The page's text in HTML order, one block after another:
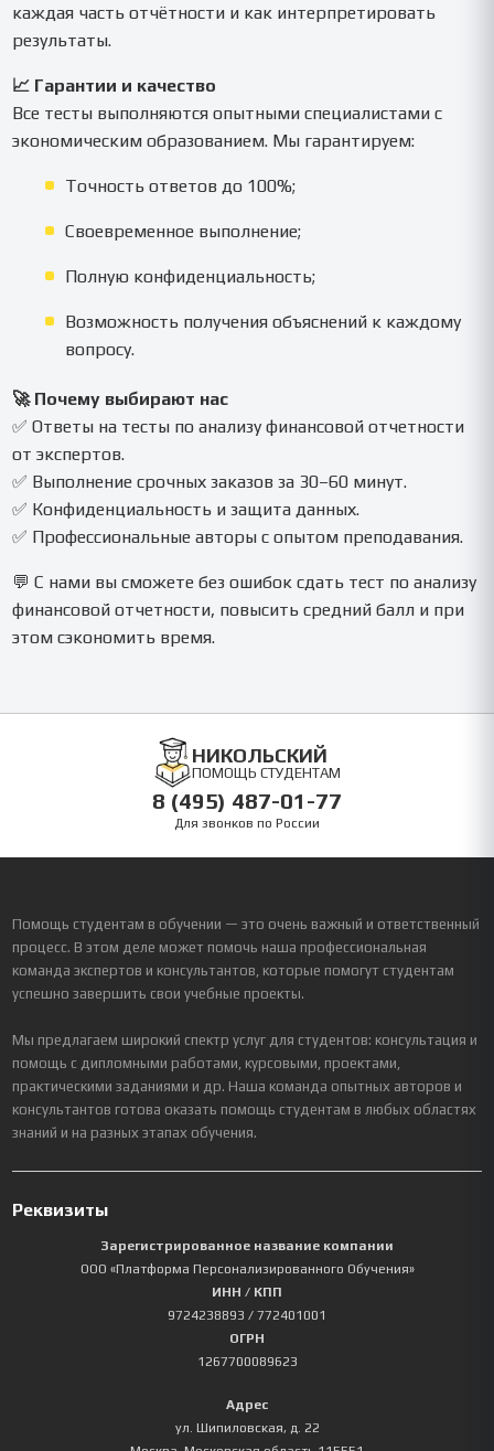
каждая часть отчётности и как интерпретировать
результаты.
📈 Гарантии и качество
Все тесты выполняются опытными специалистами с
экономическим образованием. Мы гарантируем:
Точность ответов до 100%;
Своевременное выполнение;
Полную конфиденциальность;
Возможность получения объяснений к каждому
вопросу.
🚀 Почему выбирают нас
✅ Ответы на тесты по анализу финансовой отчетности
от экспертов.
✅ Выполнение срочных заказов за 30–60 минут.
✅ Конфиденциальность и защита данных.
✅ Профессиональные авторы с опытом преподавания.
💬 С нами вы сможете без ошибок сдать тест по анализу
финансовой отчетности, повысить средний балл и при
этом сэкономить время.
НИКОЛЬСКИЙ
ПОМОЩЬ СТУДЕНТАМ
8 (495) 487-01-77
Для звонков по России
Помощь студентам в обучении — это очень важный и ответственный
процесс. В этом деле может помочь наша профессиональная
команда экспертов и консультантов, которые помогут студентам
успешно завершить свои учебные проекты.
Мы предлагаем широкий спектр услуг для студентов: консультация и
помощь с дипломными работами, курсовыми, проектами,
практическими заданиями и др. Наша команда опытных авторов и
консультантов готова оказать помощь студентам в любых областях
знаний и на разных этапах обучения.
Реквизиты
Зарегистрированное название компании
ООО «Платформа Персонализированного Обучения»
ИНН / КПП
9724238893 / 772401001
ОГРН
1267700089623
Адрес
ул. Шипиловская, д. 22